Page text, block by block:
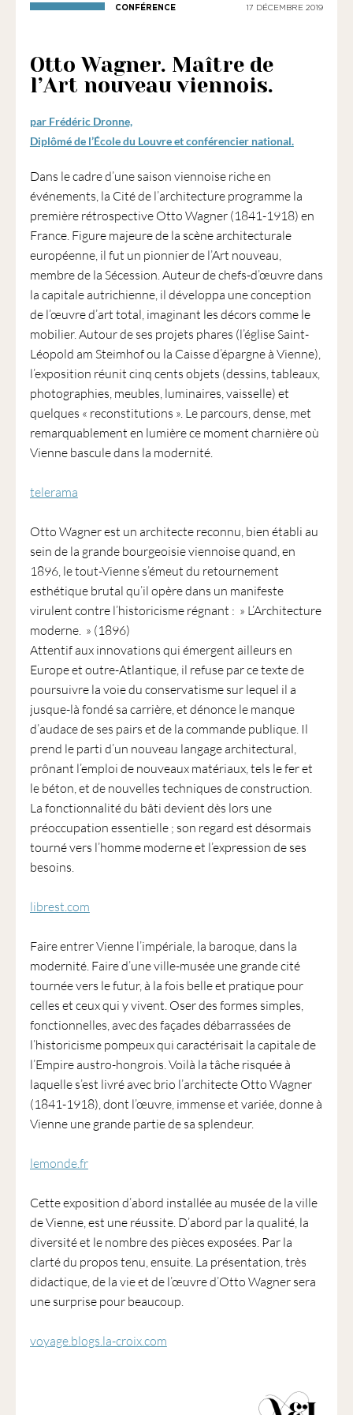
1901
vocation
culturelle.
CONFÉRENCE 17 DÉCEMBRE 2019
Otto Wagner. Maître de
l’Art nouveau viennois.
par Frédéric Dronne,
Diplômé de l’École du Louvre et conférencier national.
Dans le cadre d’une saison viennoise riche en
événements, la Cité de l’architecture programme la
première rétrospective Otto Wagner (1841-1918) en
France. Figure majeure de la scène architecturale
européenne, il fut un pionnier de l’Art nouveau,
membre de la Sécession. Auteur de chefs-d’œuvre dans
la capitale autrichienne, il développa une conception
de l’œuvre d’art total, imaginant les décors comme le
mobilier. Autour de ses projets phares (l’église Saint-
Léopold am Steimhof ou la Caisse d’épargne à Vienne),
l’exposition réunit cinq cents objets (dessins, tableaux,
photographies, meubles, luminaires, vaisselle) et
quelques « reconstitutions ». Le parcours, dense, met
remarquablement en lumière ce moment charnière où
Vienne bascule dans la modernité.
telerama
Otto Wagner est un architecte reconnu, bien établi au
sein de la grande bourgeoisie viennoise quand, en
1896, le tout-Vienne s’émeut du retournement
esthétique brutal qu’il opère dans un manifeste
virulent contre l’historicisme régnant : » L’Architecture
moderne. » (1896)
Attentif aux innovations qui émergent ailleurs en
Europe et outre-Atlantique, il refuse par ce texte de
poursuivre la voie du conservatisme sur lequel il a
jusque-là fondé sa carrière, et dénonce le manque
d’audace de ses pairs et de la commande publique. Il
prend le parti d’un nouveau langage architectural,
prônant l’emploi de nouveaux matériaux, tels le fer et
le béton, et de nouvelles techniques de construction.
La fonctionnalité du bâti devient dès lors une
préoccupation essentielle ; son regard est désormais
tourné vers l’homme moderne et l’expression de ses
besoins.
librest.com
Faire entrer Vienne l’impériale, la baroque, dans la
modernité. Faire d’une ville-musée une grande cité
tournée vers le futur, à la fois belle et pratique pour
celles et ceux qui y vivent. Oser des formes simples,
fonctionnelles, avec des façades débarrassées de
l’historicisme pompeux qui caractérisait la capitale de
l’Empire austro-hongrois. Voilà la tâche risquée à
laquelle s’est livré avec brio l’architecte Otto Wagner
(1841-1918), dont l’œuvre, immense et variée, donne à
Vienne une grande partie de sa splendeur.
lemonde.fr
Cette exposition d’abord installée au musée de la ville
de Vienne, est une réussite. D’abord par la qualité, la
diversité et le nombre des pièces exposées. Par la
clarté du propos tenu, ensuite. La présentation, très
didactique, de la vie et de l’œuvre d’Otto Wagner sera
une surprise pour beaucoup.
voyage.blogs.la-croix.com